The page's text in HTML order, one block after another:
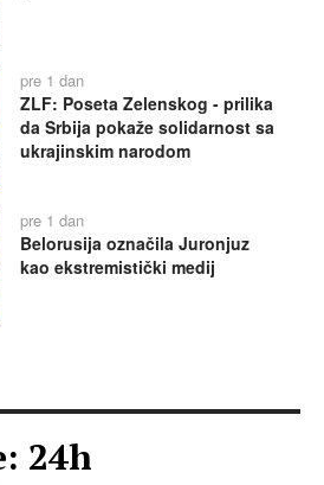
pre 1 dan
ZLF: Poseta Zelenskog - prilika
da Srbija pokaže solidarnost sa
ukrajinskim narodom
pre 1 dan
Belorusija označila Juronjuz
kao ekstremistički medij
24h